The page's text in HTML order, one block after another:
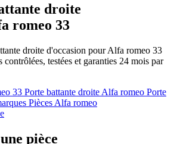
droite
romeo 33
droite d'occasion pour Alfa romeo 33
testées et garanties 24 mois par
33 Porte battante droite Alfa romeo Porte
Pièces Alfa romeo
pièce